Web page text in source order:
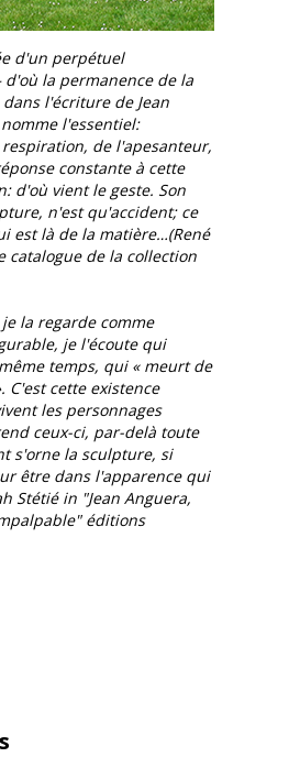
d'un perpétuel
d'où la permanence de la
l'écriture de Jean
l'essentiel:
de l'apesanteur,
constante à cette
d'où vient le geste. Son
n'est qu'accident; ce
est là de la matière…(René
catalogue de la collection
la regarde comme
je l'écoute qui
temps, qui « meurt de
C'est cette existence
les personnages
ceux-ci, par-delà toute
s'orne la sculpture, si
être dans l'apparence qui
Stétié in "Jean Anguera,
éditions